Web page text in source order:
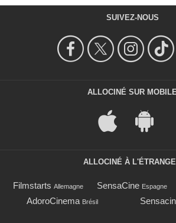
SUIVEZ-NOUS
ALLOCINÉ SUR MOBILE
ALLOCINÉ À
Filmstarts Allemagne SensaCine Espagne
AdoroCinema Brésil